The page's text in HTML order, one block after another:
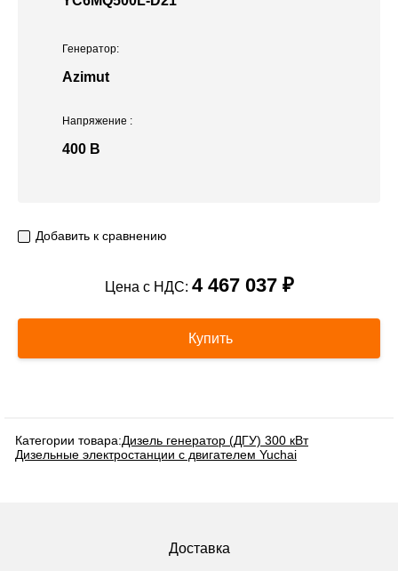
Напряжение :
400 В
Генератор:
Azimut
Добавить к сравнению
Цена с НДС: 4 467 037 ₽
Купить
Категории товара:Дизель генератор (ДГУ) 300 кВт
Дизельные электростанции с двигателем Yuchai
Доставка